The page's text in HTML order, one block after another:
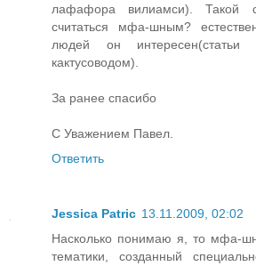
лафафора вилиамси). Такой
считаться мфа-шным?
людей он интересен(статьи
кактусоводом).
За ранее спасибо
С Уважением Павел.
Ответить
Jessica Patric 13.11.2009, 02:02
Насколько понимаю я, то мфа-
тематики, созданный